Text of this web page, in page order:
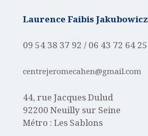
Laurence Faibis Jakubowicz
09 54 38 37 92 / 06 43 72 64 25
centrejeromecahen@gmail.com
44, rue Jacques Dulud
92200 Neuilly sur Seine
Métro : Les Sablons